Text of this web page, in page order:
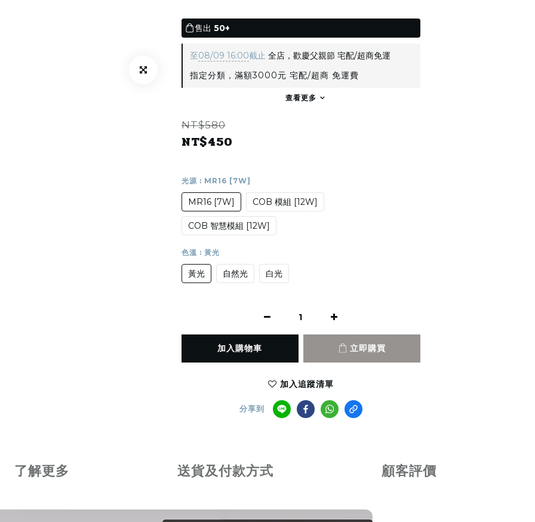
售出 50+
至08/09 16:00截止 全店，歡慶父親節 宅配/超商免運
指定分類，滿額3000元 宅配/超商 免運費
查看更多
NT$580
NT$450
光源 : MR16 [7W]
MR16 [7W] COB 模組 [12W]
COB 智慧模組 [12W]
色溫 : 黃光
黃光 自然光 白光
加入購物車 立即購買
加入追蹤清單
分享到
了解更多 送貨及付款方式 顧客評價